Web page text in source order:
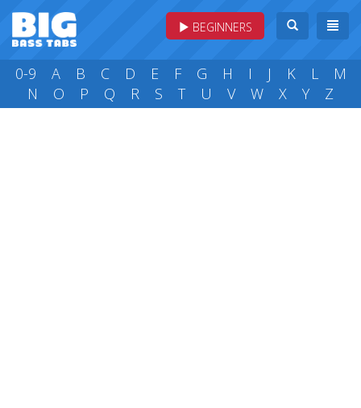
BEGINNERS
0-9 A B C D E F G H I J K L
M
N
O P Q R S T U V W X Y Z